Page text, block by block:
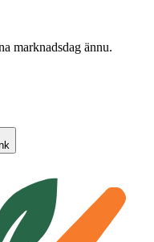
marknadsdag ännu.